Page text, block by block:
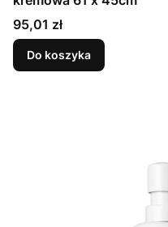
Cena
95,01 zł
Do koszyka